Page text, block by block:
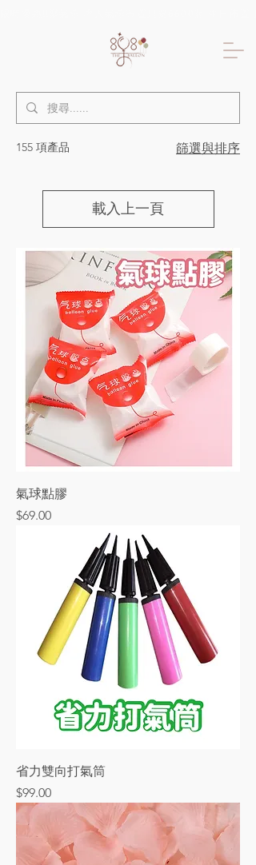
155 項產品 篩選與排序
載入上一頁
氣球點膠
價格
$69.00
省力雙向打氣筒
價格
$99.00